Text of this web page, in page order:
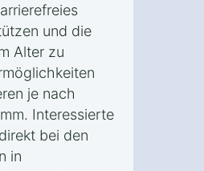
und die
Alter zu
je nach
Interessierte
bei den
in